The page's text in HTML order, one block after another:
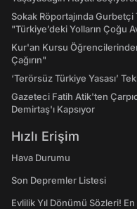
Sokak Röportajında Gurbetçi
"Türkiye’deki Yolların Çoğu
Kur'an Kursu
Çağırın"
‘Terörsüz Türkiye Yasası’
Gazeteci Fatih Atik'ten
Demirtaş'ı Kapsıyor
Hızlı Erişim
Hava Durumu
Son Depremler Listesi
Evlilik Yıl Dönümü Sözleri!